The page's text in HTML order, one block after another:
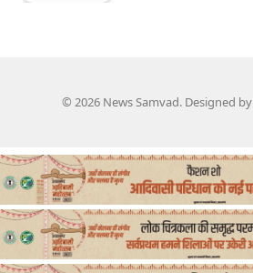
© 2026 News Samvad. Designed by